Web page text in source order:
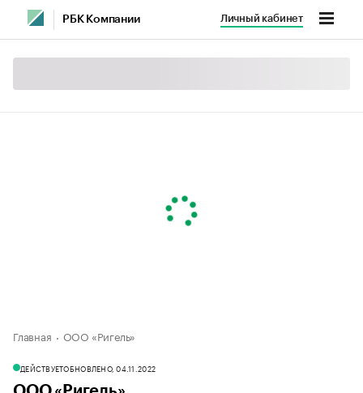
РБК Компании Личный кабинет
Главная ООО «Ригель»
ДЕЙСТВУЕТОБНОВЛЕНО, 04.11.2022